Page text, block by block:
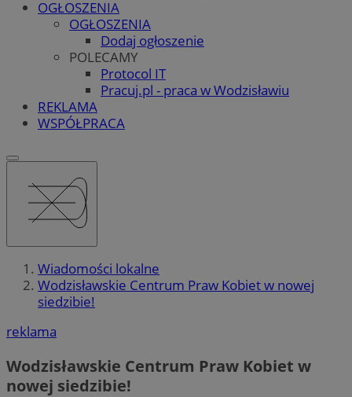
OGŁOSZENIA
OGŁOSZENIA
Dodaj ogłoszenie
POLECAMY
Protocol IT
Pracuj.pl - praca w Wodzisławiu
REKLAMA
WSPÓŁPRACA
Wiadomości lokalne
Wodzisławskie Centrum Praw Kobiet w nowej
siedzibie!
reklama
Wodzisławskie Centrum Praw Kobiet w
nowej siedzibie!